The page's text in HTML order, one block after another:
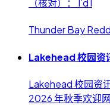
（核对）： I’d l
Thunder Bay
Lakehead 校园资
Lakehead 校园资
2026 年秋季欢迎